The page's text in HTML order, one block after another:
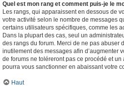
Quel est mon rang et comment puis-je le
Les rangs, qui apparaissent en dessous de
votre activité selon le nombre de messages
certains utilisateurs spécifiques, comme les
Dans la plupart des cas, seul un
des rangs du forum. Merci de ne pas abuser
inutilement des messages afin d’augmenter
de forums ne toléreront pas ce procédé et
pourra vous sanctionner en abaissant votre
Haut